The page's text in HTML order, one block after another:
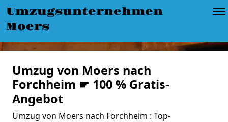
Umzugsunternehmen
Moers
Umzug von Moers nach
Forchheim ☛ 100 % Gratis-
Angebot
Umzug von Moers nach Forchheim : Top-